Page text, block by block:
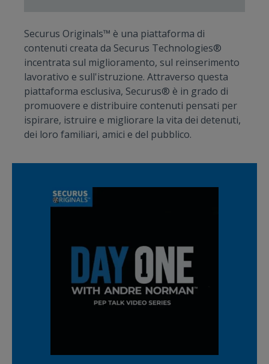
Securus Originals™ è una piattaforma di
contenuti creata da Securus Technologies®
incentrata sul miglioramento, sul reinserimento
lavorativo e sull'istruzione. Attraverso questa
piattaforma esclusiva, Securus® è in grado di
promuovere e distribuire contenuti pensati per
ispirare, istruire e migliorare la vita dei detenuti,
dei loro familiari, amici e del pubblico.